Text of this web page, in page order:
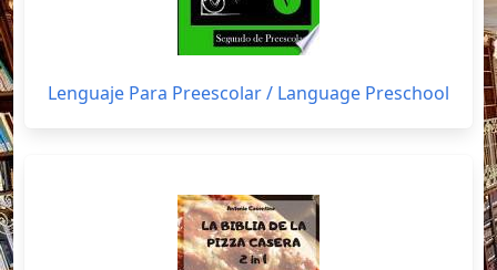
Lenguaje Para Preescolar / Language Preschool